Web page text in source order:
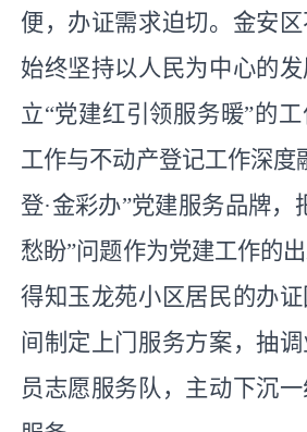
便，办证需求迫切。金安
始终坚持以人民为中心的
立“党建红引领服务暖”的
工作与不动产登记工作深度
登·金彩办”党建服务品牌，
愁盼”问题作为党建工作的
得知玉龙苑小区居民的办
间制定上门服务方案，抽
员志愿服务队，主动下沉